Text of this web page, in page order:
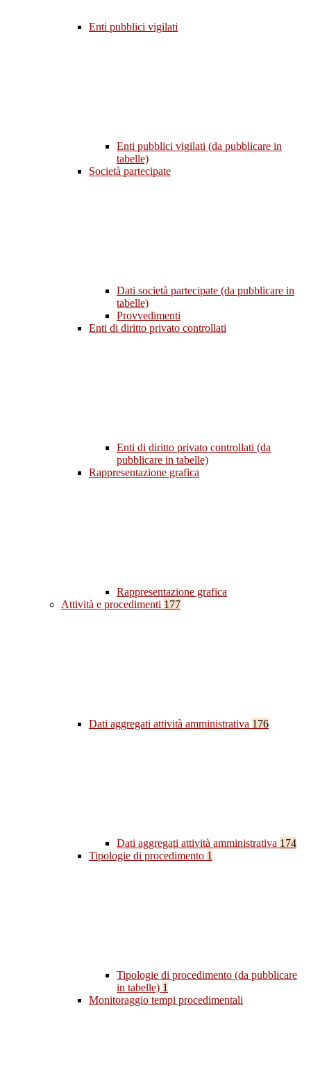
Enti pubblici vigilati
Enti pubblici vigilati (da pubblicare in
tabelle)
Società partecipate
Dati società partecipate (da pubblicare in
tabelle)
Provvedimenti
Enti di diritto privato controllati
Enti di diritto privato controllati (da
pubblicare in tabelle)
Rappresentazione grafica
Rappresentazione grafica
Attività e procedimenti 177
Dati aggregati attività amministrativa 176
Dati aggregati attività amministrativa 174
Tipologie di procedimento 1
Tipologie di procedimento (da pubblicare
in tabelle) 1
Monitoraggio tempi procedimentali